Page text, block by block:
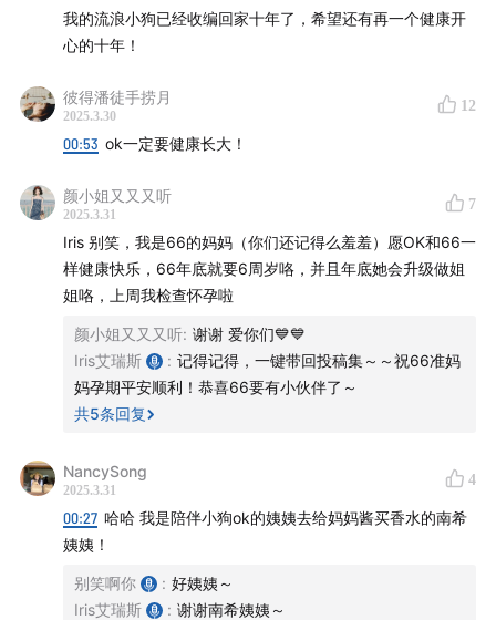
我的流浪小狗已经收编回家十年了，希望还有再一个健康开
心的十年！
彼得潘徒手捞月
2025.3.30
12
00:53 ok一定要健康长大！
颜小姐又又又听
2025.3.31
7
Iris 别笑，我是66的妈妈（你们还记得么羞羞）愿OK和66一
样健康快乐，66年底就要6周岁咯，并且年底她会升级做姐
姐咯，上周我检查怀孕啦
颜小姐又又又听: 谢谢 爱你们💙💙
Iris艾瑞斯
: 记得记得，一键带回投稿集～～祝66准妈
妈孕期平安顺利！恭喜66要有小伙伴了～
共5条回复
NancySong
2025.3.31
4
00:27 哈哈 我是陪伴小狗ok的姨姨去给妈妈酱买香水的南希
姨姨！
别笑啊你 : 好姨姨～
Iris艾瑞斯
: 谢谢南希姨姨～